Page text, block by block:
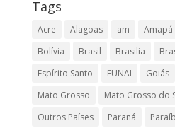
Tags
Acre Alagoas am Amapá
Bolívia
Brasil Brasilia
Espírito Santo
FUNAI Goiás
Mato Grosso
Mato Grosso do
Outros Países
Paraná